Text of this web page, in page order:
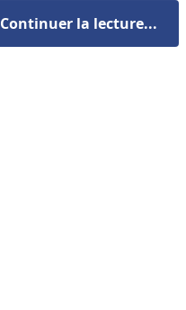
Continuer la lecture...